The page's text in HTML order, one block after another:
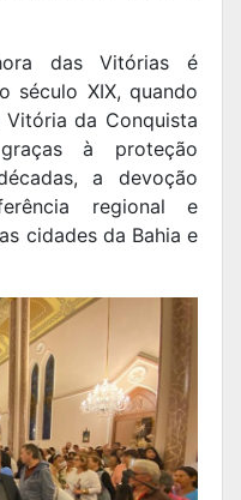
das Vitórias é
século XIX, quando
da Conquista
à proteção
a devoção
regional e
cidades da Bahia e